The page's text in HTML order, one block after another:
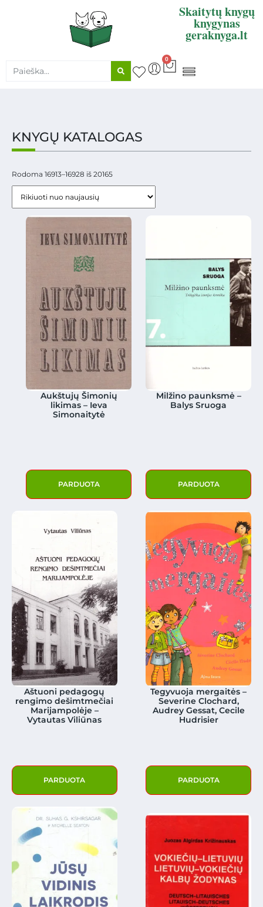
Skaitytų knygų
knygynas
geraknyga.lt
0
KNYGŲ KATALOGAS
Rodoma 16913–16928 iš 20165
Aukštujų Šimonių
likimas – Ieva
Simonaitytė
PARDUOTA
Milžino paunksmė –
Balys Sruoga
PARDUOTA
Aštuoni pedagogų
rengimo dešimtmečiai
Marijampolėje –
Vytautas Viliūnas
PARDUOTA
Tegyvuoja mergaitės –
Severine Clochard,
Audrey Gessat, Cecile
Hudrisier
PARDUOTA